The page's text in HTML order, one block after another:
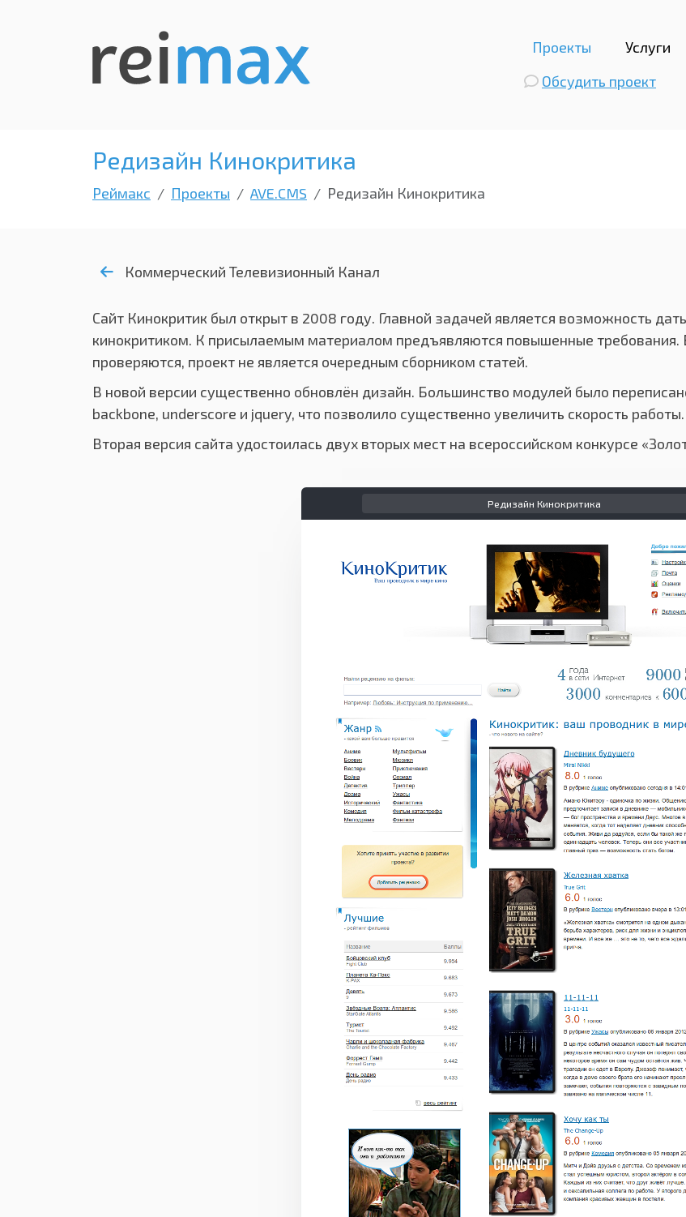
Проекты Услуги
Обсудить проект
Редизайн Кинокритика
Реймакс Проекты AVE.CMS Редизайн Кинокритика
Коммерческий Телевизионный Канал
Сайт Кинокритик был открыт в 2008 году. Главной задачей является возможность
кинокритиком. К присылаемым материалом предъявляются повышенные требования.
проверяются, проект не является очередным сборником статей.
В новой версии существенно обновлён дизайн. Большинство модулей было
backbone, underscore и jquery, что позволило существенно увеличить скорость работы.
Вторая версия сайта удостоилась двух вторых мест на всероссийском конкурсе
Редизайн Кинокритика